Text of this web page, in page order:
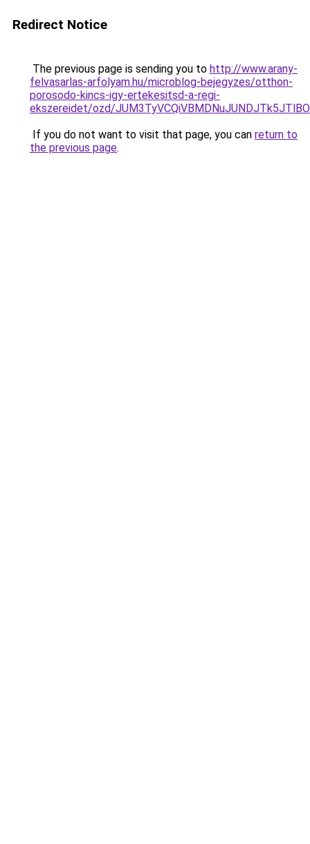
Redirect Notice
The previous page is sending you to http://www.arany-
felvasarlas-arfolyam.hu/microblog-bejegyzes/otthon-
porosodo-kincs-igy-ertekesitsd-a-regi-
ekszereidet/ozd/
If you do not want to visit that page, you can return to
the previous page.